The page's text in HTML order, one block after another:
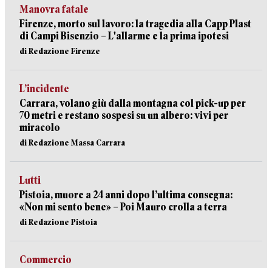
Manovra fatale
Firenze, morto sul lavoro: la tragedia alla Capp Plast
di Campi Bisenzio – L'allarme e la prima ipotesi
di Redazione Firenze
L’incidente
Carrara, volano giù dalla montagna col pick-up per
70 metri e restano sospesi su un albero: vivi per
miracolo
di Redazione Massa Carrara
Lutti
Pistoia, muore a 24 anni dopo l’ultima consegna:
«Non mi sento bene» – Poi Mauro crolla a terra
di Redazione Pistoia
Commercio